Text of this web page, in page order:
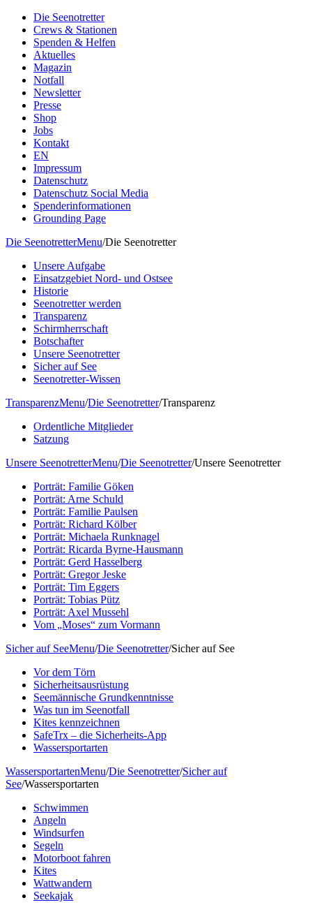
Die Seenotretter
Crews & Stationen
Spenden & Helfen
Aktuelles
Magazin
Notfall
Newsletter
Presse
Shop
Jobs
Kontakt
EN
Impressum
Datenschutz
Datenschutz Social Media
Spenderinformationen
Grounding Page
Die SeenotretterMenu/Die Seenotretter
Unsere Aufgabe
Einsatzgebiet Nord- und Ostsee
Historie
Seenotretter werden
Transparenz
Schirmherrschaft
Botschafter
Unsere Seenotretter
Sicher auf See
Seenotretter-Wissen
TransparenzMenu/Die Seenotretter/Transparenz
Ordentliche Mitglieder
Satzung
Unsere SeenotretterMenu/Die Seenotretter/Unsere Seenotretter
Porträt: Familie Göken
Porträt: Arne Schuld
Porträt: Familie Paulsen
Porträt: Richard Kölber
Porträt: Michaela Runknagel
Porträt: Ricarda Byrne-Hausmann
Porträt: Gerd Hasselberg
Porträt: Gregor Jeske
Porträt: Tim Eggers
Porträt: Tobias Pütz
Porträt: Axel Mussehl
Vom „Moses“ zum Vormann
Sicher auf SeeMenu/Die Seenotretter/Sicher auf See
Vor dem Törn
Sicherheitsausrüstung
Seemännische Grundkenntnisse
Was tun im Seenotfall
Kites kennzeichnen
SafeTrx – die Sicherheits-App
Wassersportarten
WassersportartenMenu/Die Seenotretter/Sicher auf
See/Wassersportarten
Schwimmen
Angeln
Windsurfen
Segeln
Motorboot fahren
Kites
Wattwandern
Seekajak